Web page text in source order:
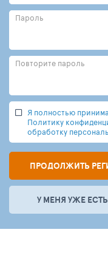
Пароль
Повторите пароль
Я полностью
Политику
обработку
ПРОДОЛЖИТЬ
У МЕНЯ УЖЕ